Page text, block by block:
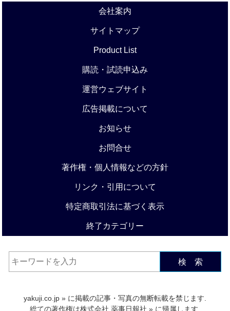
会社案内
サイトマップ
Product List
購読・試読申込み
運営ウェブサイト
広告掲載について
お知らせ
お問合せ
著作権・個人情報などの方針
リンク・引用について
特定商取引法に基づく表示
終了カテゴリー
検 索
yakuji.co.jp » に掲載の記事・写真の無断転載を禁じます.
総ての著作権は株式会社 薬事日報社 » に帰属します.